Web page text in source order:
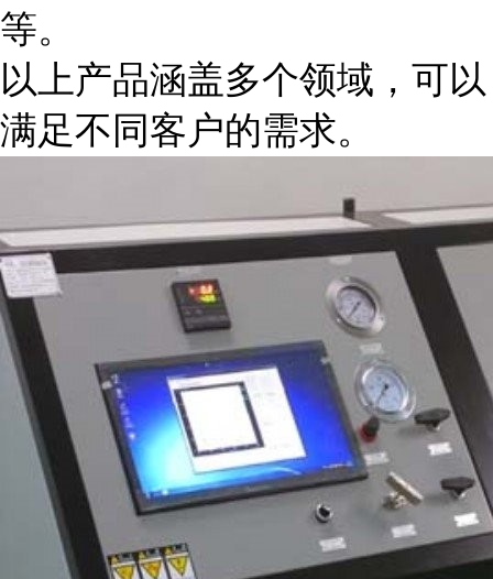
等。
以上产品涵盖多个领域，可以
满足不同客户的需求。